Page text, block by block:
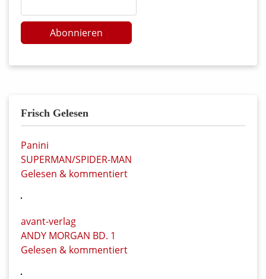
Abonnieren
Frisch Gelesen
Panini
SUPERMAN/SPIDER-MAN
Gelesen & kommentiert
avant-verlag
ANDY MORGAN BD. 1
Gelesen & kommentiert